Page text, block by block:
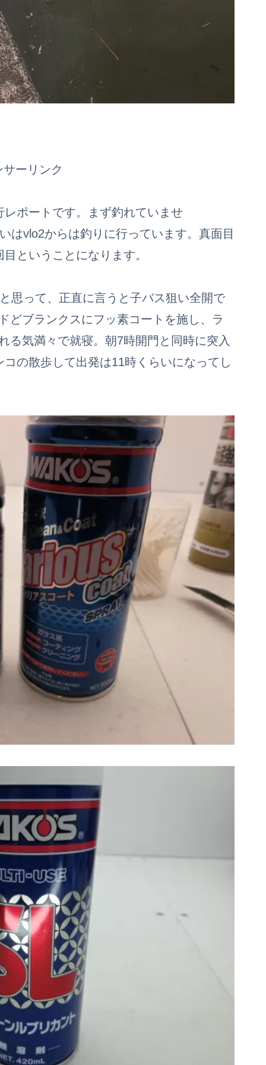
サーリンク
ポートです。まず釣れていませ
はvlo2からは釣りに行っています。真面目
ということになります。
思って、正直に言うと子バス狙い全開で
どブランクスにフッ素コートを施し、ラ
る気満々で就寝。朝7時開門と同時に突入
の散歩して出発は11時くらいになってし